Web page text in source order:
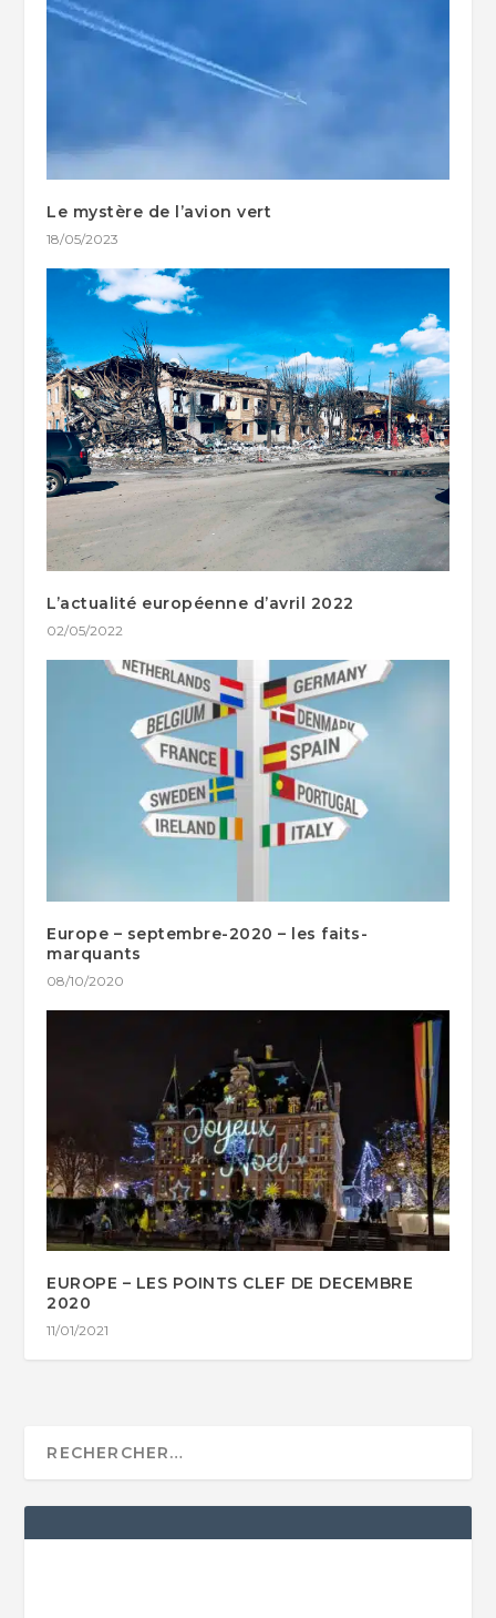
Le mystère de l’avion vert
18/05/2023
L’actualité européenne d’avril 2022
02/05/2022
Europe – septembre-2020 – les faits-
marquants
08/10/2020
EUROPE – LES POINTS CLEF DE DECEMBRE
2020
11/01/2021